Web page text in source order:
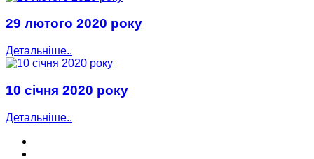
29 лютого 2020 року
Детальніше..
10 січня 2020 року
Детальніше..